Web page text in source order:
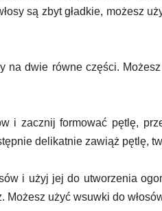
są zbyt gładkie, możesz
na dwie równe części.
i zacznij formować pętlę,
delikatnie zawiąż pętlę,
i użyj jej do utworzenia
Możesz użyć wsuwki do